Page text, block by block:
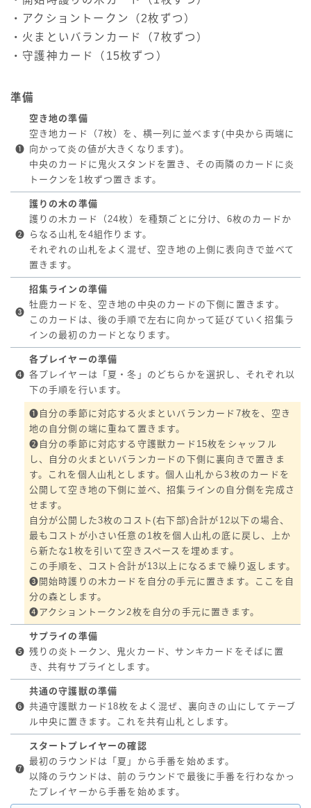
・アクショントークン（2枚ずつ）
・火まといバランカード（7枚ずつ）
・守護神カード（15枚ずつ）
準備
❶
空き地の準備
空き地カード（7枚）を、横一列に並べます(中央から両端に
向かって炎の値が大きくなります)。
中央のカードに鬼火スタンドを置き、その両隣のカードに炎
トークンを1枚ずつ置きます。
❷
護りの木の準備
護りの木カード（24枚）を種類ごとに分け、6枚のカードか
らなる山札を4組作ります。
それぞれの山札をよく混ぜ、空き地の上側に表向きで並べて
置きます。
❸
招集ラインの準備
牡鹿カードを、空き地の中央のカードの下側に置きます。
このカードは、後の手順で左右に向かって延びていく招集ラ
インの最初のカードとなります。
❹
各プレイヤーの準備
各プレイヤーは「夏・冬」のどちらかを選択し、それぞれ以
下の手順を行います。
❶自分の季節に対応する火まといバランカード7枚を、空き
地の自分側の端に重ねて置きます。
❷自分の季節に対応する守護獣カード15枚をシャッフル
し、自分の火まといバランカードの下側に裏向きで置きま
す。これを個人山札とします。個人山札から3枚のカードを
公開して空き地の下側に並べ、招集ラインの自分側を完成さ
せます。
自分が公開した3枚のコスト(右下部)合計が12以下の場合、
最もコストが小さい任意の1枚を個人山札の底に戻し、上か
ら新たな1枚を引いて空きスペースを埋めます。
この手順を、コスト合計が13以上になるまで繰り返します。
❸開始時護りの木カードを自分の手元に置きます。ここを自
分の森とします。
❹アクショントークン2枚を自分の手元に置きます。
❺
サプライの準備
残りの炎トークン、鬼火カード、サンキカードをそばに置
き、共有サプライとします。
❻
共通の守護獣の準備
共通守護獣カード18枚をよく混ぜ、裏向きの山にしてテーブ
ル中央に置きます。これを共有山札とします。
❼
スタートプレイヤーの確認
最初のラウンドは「夏」から手番を始めます。
以降のラウンドは、前のラウンドで最後に手番を行わなかっ
たプレイヤーから手番を始めます。